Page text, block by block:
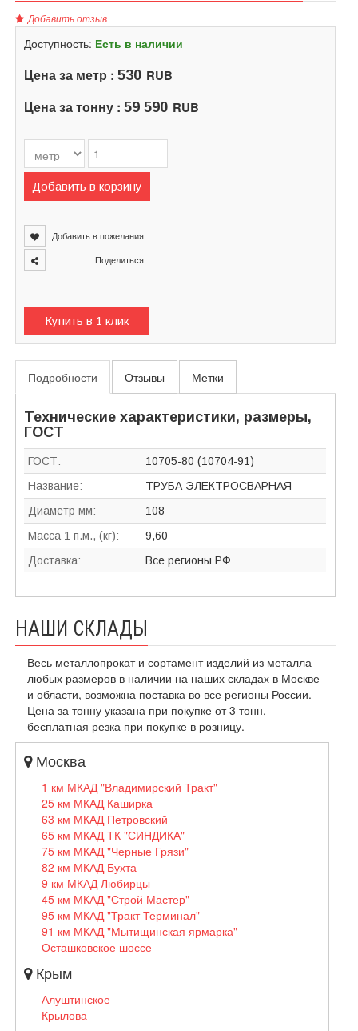
Добавить отзыв
Доступность: Есть в наличии
Цена за метр :530 RUB
Цена за тонну :59 590 RUB
Добавить в корзину
Добавить в пожелания
Поделиться
Купить в 1 клик
Подробности Отзывы Метки
Технические характеристики, размеры,
ГОСТ
ГОСТ:
10705-80 (10704-91)
Название:
ТРУБА ЭЛЕКТРОСВАРНАЯ
Диаметр мм:
108
Масса 1 п.м., (кг):
9,60
Доставка:
Все регионы РФ
НАШИ СКЛАДЫ
Весь металлопрокат и сортамент изделий из металла
любых размеров в наличии на наших складах в Москве
и области, возможна поставка во все регионы России.
Цена за тонну указана при покупке от 3 тонн,
бесплатная резка при покупке в розницу.
Москва
1 км МКАД "Владимирский Тракт"
25 км МКАД Каширка
63 км МКАД Петровский
65 км МКАД ТК "СИНДИКА"
75 км МКАД "Черные Грязи"
82 км МКАД Бухта
9 км МКАД Любирцы
45 км МКАД "Строй Мастер"
95 км МКАД "Тракт Терминал"
91 км МКАД "Мытищинская ярмарка"
Осташковское шоссе
Крым
Алуштинское
Крылова